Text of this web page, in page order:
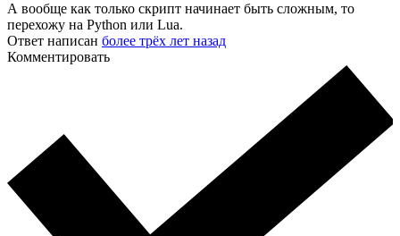
А вообще как только скрипт начинает быть сложным, то
перехожу на Python или Lua.
Ответ написан более трёх лет назад
Комментировать